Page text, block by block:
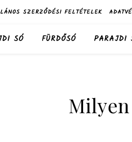
SZERZŐDÉSI FELTÉTELEK
SÓ FÜRDŐSÓ PARAJDI